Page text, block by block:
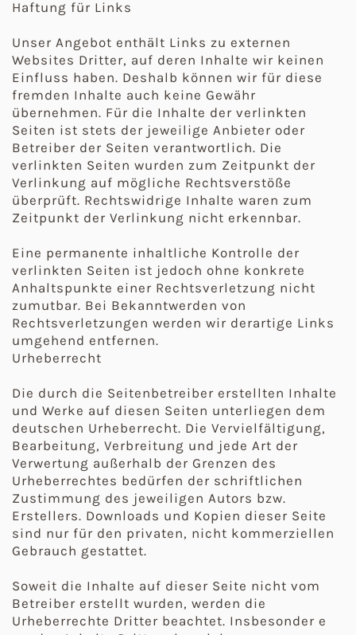
Haftung für Links
Unser Angebot enthält Links zu externen
Websites Dritter, auf deren Inhalte wir keinen
Einfluss haben. Deshalb können wir für diese
fremden Inhalte auch keine Gewähr
übernehmen. Für die Inhalte der verlinkten
Seiten ist stets der jeweilige Anbieter oder
Betreiber der Seiten verantwortlich. Die
verlinkten Seiten wurden zum Zeitpunkt der
Verlinkung auf mögliche Rechtsverstöße
überprüft. Rechtswidrige Inhalte waren zum
Zeitpunkt der Verlinkung nicht erkennbar.
Eine permanente inhaltliche Kontrolle der
verlinkten Seiten ist jedoch ohne konkrete
Anhaltspunkte einer Rechtsverletzung nicht
zumutbar. Bei Bekanntwerden von
Rechtsverletzungen werden wir derartige Links
umgehend entfernen.
Urheberrecht
Die durch die Seitenbetreiber erstellten Inhalte
und Werke auf diesen Seiten unterliegen dem
deutschen Urheberrecht. Die Vervielfältigung,
Bearbeitung, Verbreitung und jede Art der
Verwertung außerhalb der Grenzen des
Urheberrechtes bedürfen der schriftlichen
Zustimmung des jeweiligen Autors bzw.
Erstellers. Downloads und Kopien dieser Seite
sind nur für den privaten, nicht kommerziellen
Gebrauch gestattet.
Soweit die Inhalte auf dieser Seite nicht vom
Betreiber erstellt wurden, werden die
Urheberrechte Dritter beachtet. Insbesonder e